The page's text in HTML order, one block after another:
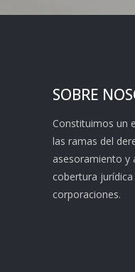
SOBRE
Constituimos un
las ramas del
asesoramiento y
cobertura
corporaciones.